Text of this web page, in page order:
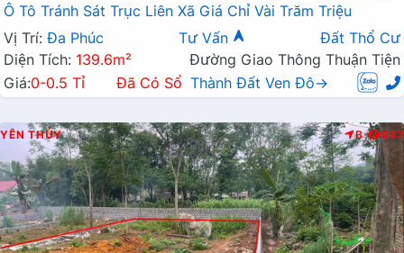
Ô Tô Tránh Sát Trục Liên Xã Giá Chỉ Vài Trăm Triệu
Vị Trí: Đa Phúc Tư Vấn
Đất Thổ Cư
Diện Tích: 139.6m²
Đường Giao Thông Thuận Tiện
Giá:0-0.5 Tỉ Đã Có Sổ Thành Đất Ven Đô→
YÊN THỦY B 987